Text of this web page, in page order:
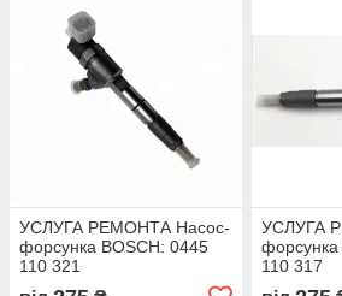
УСЛУГА РЕМОНТА Насос-
форсунка BOSCH: 0445
110 321
УСЛУГА
форсунка
110 317